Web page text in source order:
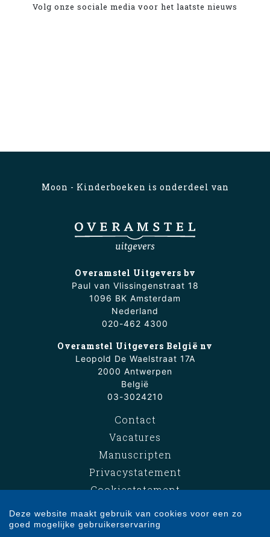
Volg onze sociale media voor het laatste nieuws
Moon - Kinderboeken is onderdeel van
Overamstel Uitgevers bv
Paul van Vlissingenstraat 18
1096 BK Amsterdam
Nederland
020-462 4300
Overamstel Uitgevers België nv
Leopold De Waelstraat 17A
2000 Antwerpen
België
03-3024210
Contact
Vacatures
Manuscripten
Privacystatement
Cookiestatement
Deze website maakt gebruik van cookies voor een zo
goed mogelijke gebruikerservaring